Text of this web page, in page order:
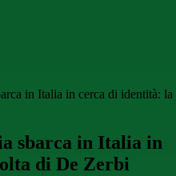
in Italia in cerca di identità: la
sbarca in Italia in
di De Zerbi